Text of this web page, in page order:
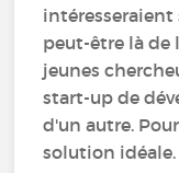
intéresseraient
peut-être là de
jeunes
start-up de
d'un autre.
solution idéale.